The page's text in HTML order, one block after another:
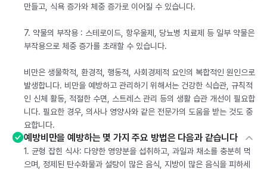
만들고, 식욕 증가와 체중 증가로 이어질 수 있습니다.
7. 약물의 부작용 : 스테로이드, 항우울제, 당뇨병 치료제 등 일부 약물은
부작용으로 체중 증가를 초래할 수 있습니다.
비만은 생물학적, 환경적, 행동적, 사회경제적 요인의 복합적인 원인으로
발생합니다. 비만을 예방하고 관리하기 위해서는 건강한 식습관, 규칙적
인 신체 활동, 적절한 수면, 스트레스 관리 등의 생활 습관 개선이 필요합
니다. 필요한 경우, 의사나 영양사와 같은 전문가의 도움을 받는 것도 중
요합니다.
예방비만을 예방하는 몇 가지 주요 방법은 다음과 같습니다
1. 균형 잡힌 식사: 다양한 영양분을 섭취하고, 과일과 채소를 충분히 먹
으며, 정제된 탄수화물과 설탕이 많은 음식, 지방이 많은 음식을 피하세